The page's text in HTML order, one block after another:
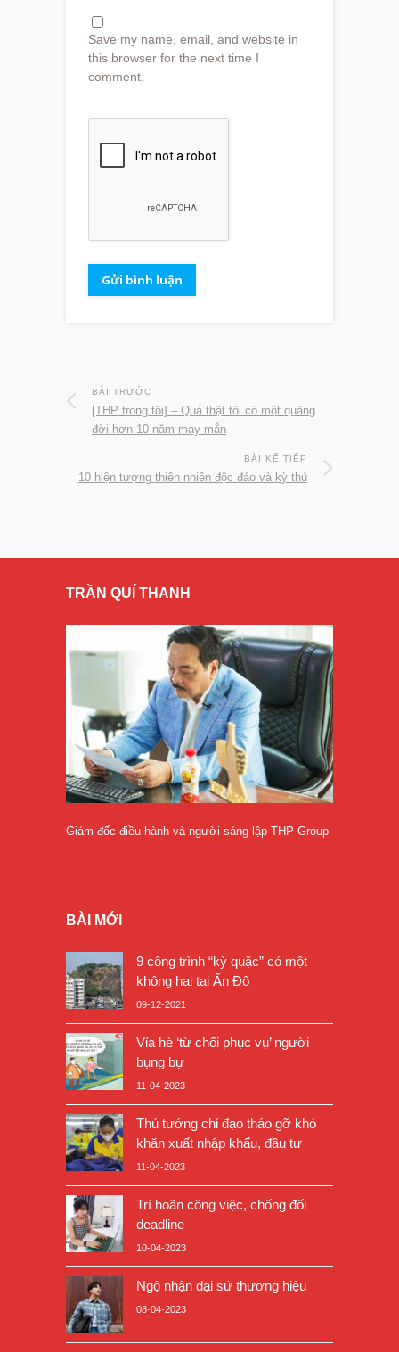
Save my name, email, and website in
this browser for the next time I
comment.
BÀI TRƯỚC
[THP trong tôi] – Quả thật tôi có một quãng
đời hơn 10 năm may mắn
BÀI KẾ TIẾP
10 hiện tượng thiên nhiên độc đáo và kỳ thú
TRẦN QUÍ THANH
Giám đốc điều hành và người sáng lập THP Group
BÀI MỚI
9 công trình “kỳ quặc” có một
không hai tại Ấn Độ
09-12-2021
Vỉa hè ‘từ chối phục vụ’ người
bụng bự
11-04-2023
Thủ tướng chỉ đạo tháo gỡ khó
khăn xuất nhập khẩu, đầu tư
11-04-2023
Trì hoãn công việc, chống đối
deadline
10-04-2023
Ngộ nhận đại sứ thương hiệu
08-04-2023